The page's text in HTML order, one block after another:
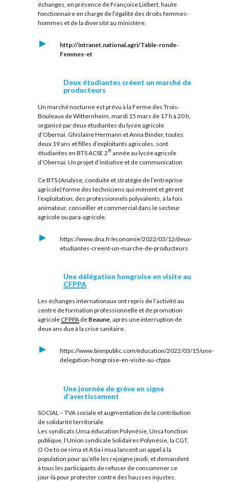
échanges, en présence de Françoise Liébert, haute
fonctionnaire en charge de l’égalité des droits femmes-
hommes et de la diversité au ministère.
http://intranet.national.agri/Table-ronde-
Femmes-et
Deux étudiantes créent un marché de
producteurs
Un marché nocturne est prévu à la Ferme des Trois-
Bouleaux de Witternheim, mardi 15 mars de 17 h à 20 h,
organisé par deux étudiantes du lycée agricole
d’Obernai. Ghislaine Hermann et Anna Binder, toutes
deux 19 ans et filles d’exploitants agricoles, sont
étudiantes en BTS ACSE 2eannée au lycée agricole
d’Obernai. Un projet d’initiative et de communication
Ce BTS (Analyse, conduite et stratégie de l’entreprise
agricole) forme des techniciens qui mènent et gèrent
l’exploitation, des professionnels polyvalents, à la fois
animateur, conseiller et commercial dans le secteur
agricole ou para-agricole.
https://www.dna.fr/economie/2022/03/12/deux-
etudiantes-creent-un-marche-de-producteurs
Une délégation hongroise en visite au
CFPPA
Les échanges internationaux ont repris de l’activité au
centre de formation professionnelle et de promotion
agricole CFPPA de Beaune, après une interruption de
deux ans due à la crise sanitaire.
https://www.bienpublic.com/education/2022/03/15/une-
delegation-hongroise-en-visite-au-cfppa
Une journée de grève en signe
d’avertissement
SOCIAL – TVA sociale et augmentation de la contribution
de solidarité territoriale
Les syndicats Unsa éducation Polynésie, Unsa fonction
publique, l’Union syndicale Solidaires Polynésie, la CGT,
O Oe to oe rima et A tia i mua lancent un appel à la
population pour qu’elle les rejoigne jeudi, et demandent
à tous les participants de refuser de consommer ce
jour-là pour protester contre des hausses injustes.